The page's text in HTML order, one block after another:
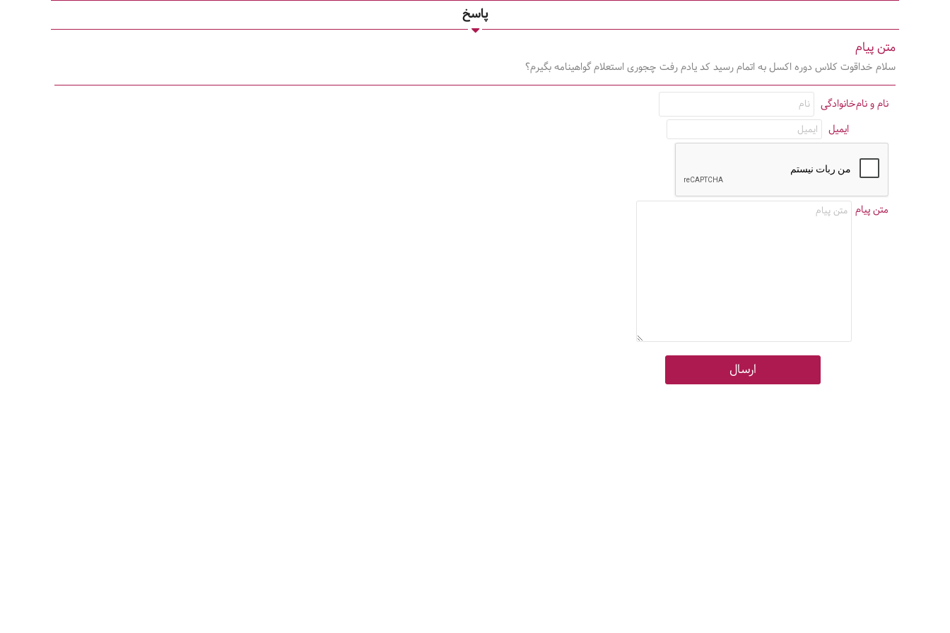
پاسخ
متن پیام
سلام خداقوت کلاس دوره اکسل به اتمام رسید کد یادم رفت چجوری استعلام گواهینامه بگیرم؟
نام و نام‌خانوادگی
ایمیل
متن پیام